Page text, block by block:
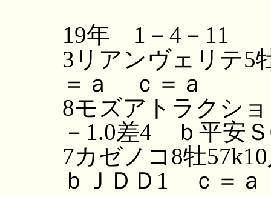
19年 1－4－11
3リアンヴェリテ5
＝ａ ｃ＝ａ
8モズアトラクシ
－1.0差4 ｂ平安
7カゼノコ8牡
ｂＪＤＤ1 ｃ＝ａ